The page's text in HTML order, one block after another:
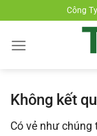
đến
nội
Công
Không kết
Có vẻ như